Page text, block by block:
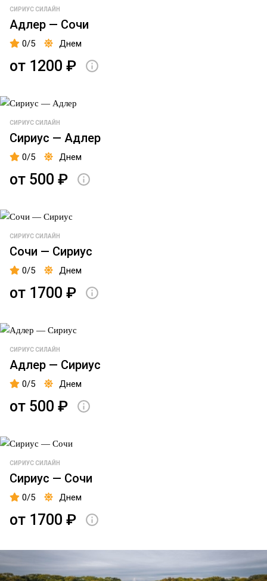
СИРИУС СИЛАЙН
Адлер — Сочи
0/5 Днем
от 1200 ₽
СИРИУС СИЛАЙН
Сириус — Адлер
0/5 Днем
от 500 ₽
СИРИУС СИЛАЙН
Сочи — Сириус
0/5 Днем
от 1700 ₽
СИРИУС СИЛАЙН
Адлер — Сириус
0/5 Днем
от 500 ₽
СИРИУС СИЛАЙН
Сириус — Сочи
0/5 Днем
от 1700 ₽
Сочи